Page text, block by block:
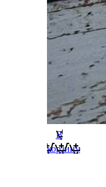
В
корзину